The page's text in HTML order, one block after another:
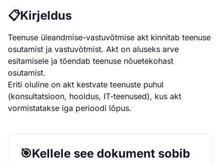
📋Kirjeldus
Teenuse üleandmise-vastuvõtmise akt kinnitab teenuse
osutamist ja vastuvõtmist. Akt on aluseks arve
esitamisele ja tõendab teenuse nõuetekohast
osutamist.
Eriti oluline on akt kestvate teenuste puhul
(konsultatsioon, hooldus, IT-teenused), kus akt
vormistatakse iga perioodi lõpus.
🎯Kellele see dokument sobib